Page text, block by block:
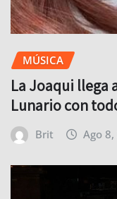
MÚSICA
La Joaqui llega
Lunario con
Brit Ago